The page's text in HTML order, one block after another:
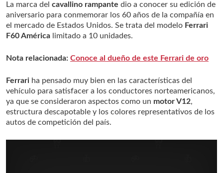
La marca del cavallino rampante dio a conocer su edición de
aniversario para conmemorar los 60 años de la compañía en
el mercado de Estados Unidos. Se trata del modelo Ferrari
F60 América limitado a 10 unidades.
Nota relacionada: Conoce al dueño de este Ferrari de oro
Ferrari ha pensado muy bien en las características del
vehículo para satisfacer a los conductores norteamericanos,
ya que se consideraron aspectos como un motor V12,
estructura descapotable y los colores representativos de los
autos de competición del país.